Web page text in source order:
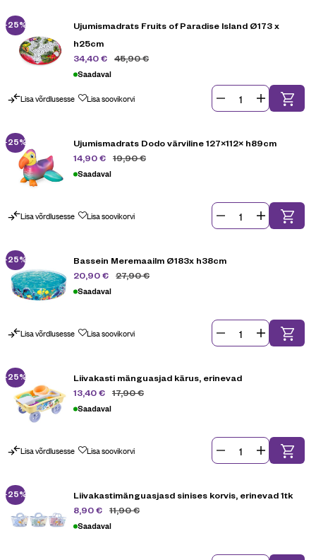
-25%
Ujumismadrats Fruits of Paradise Island Ø173 x
h25cm
45,90€
34,40€
Saadaval
Lisa võrdlusesse Lisa soovikorvi
-25%
Ujumismadrats Dodo värviline 127×112× h89cm
19,90€
14,90€
Saadaval
Lisa võrdlusesse Lisa soovikorvi
-25%
Bassein Meremaailm Ø183x h38cm
27,90€
20,90€
Saadaval
Lisa võrdlusesse Lisa soovikorvi
-25%
Liivakasti mänguasjad kärus, erinevad
17,90€
13,40€
Saadaval
Lisa võrdlusesse Lisa soovikorvi
-25%
Liivakastimänguasjasd sinises korvis, erinevad 1tk
11,90€
8,90€
Saadaval